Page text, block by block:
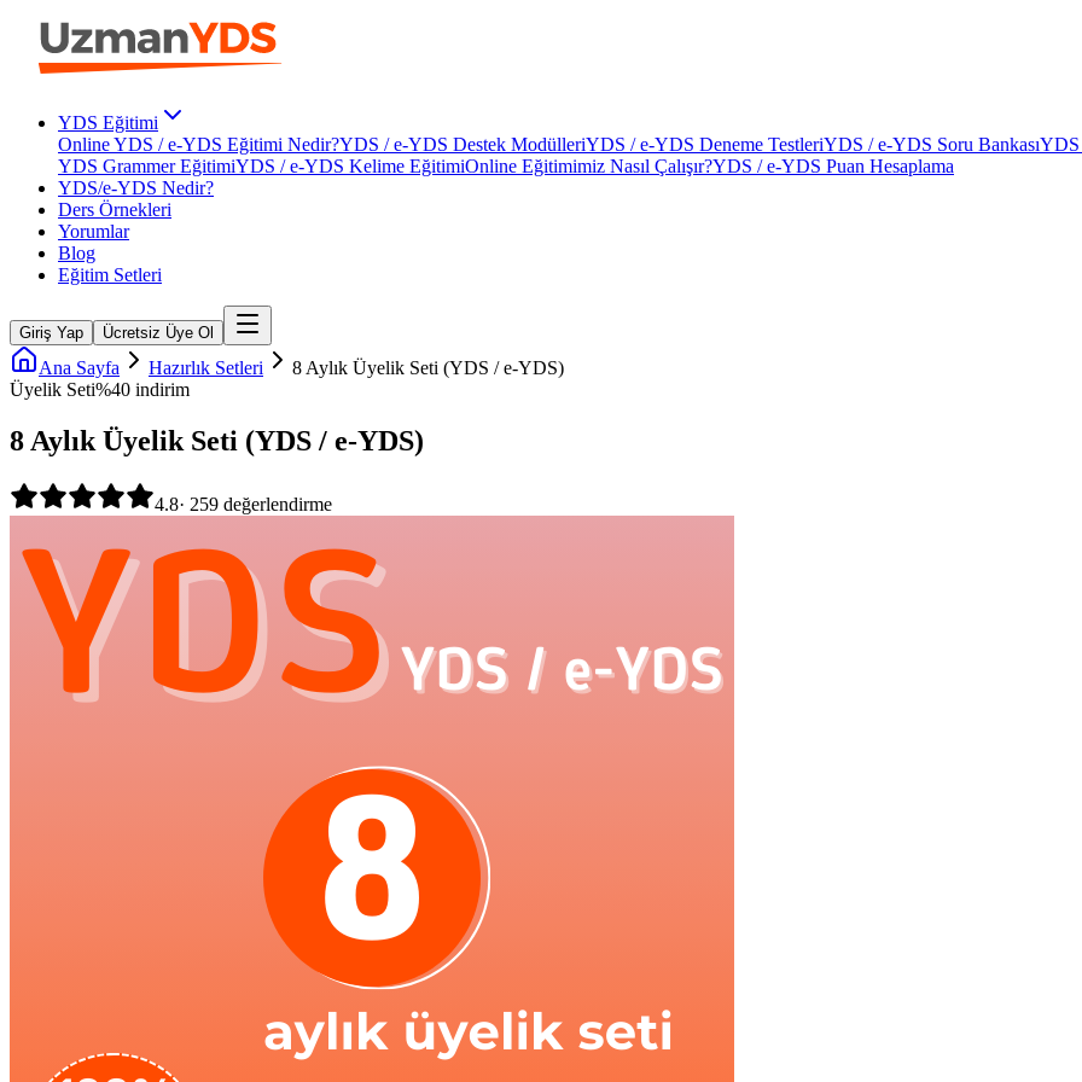
YDS Eğitimi
Online YDS / e-YDS Eğitimi Nedir?YDS / e-YDS Destek ModülleriYDS / e-YDS Deneme TestleriYDS / e-YDS Soru BankasıYDS
YDS Grammer EğitimiYDS / e-YDS Kelime EğitimiOnline Eğitimimiz Nasıl Çalışır?YDS / e-YDS Puan Hesaplama
YDS/e-YDS Nedir?
Ders Örnekleri
Yorumlar
Blog
Eğitim Setleri
Giriş Yap Ücretsiz Üye Ol
Ana Sayfa Hazırlık Setleri
8 Aylık Üyelik Seti (YDS / e-YDS)
Üyelik Seti%40 indirim
8 Aylık Üyelik Seti (YDS / e-YDS)
4.8· 259 değerlendirme